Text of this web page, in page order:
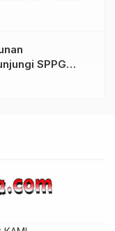
SPPG
yang